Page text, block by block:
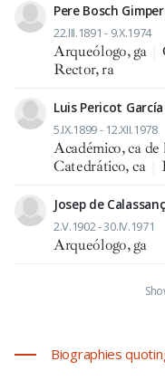
Pere Bosch
22.III.1891 - 9.X.1974
Arqueólogo, ga
Rector, ra
Luis Pericot García
5.IX.1899 - 12.XII.1978
Académico, ca
Catedrático, ca
Josep de
2.V.1902 - 30.IV.1971
Arqueólogo, ga
Biographies